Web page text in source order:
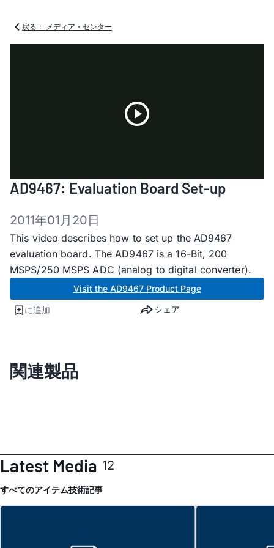
戻る： メディア・センター
Video
AD9467: Evaluation Board Set-up
2011年01月20日
This video describes how to set up the AD9467
evaluation board. The AD9467 is a 16-Bit, 200
MSPS/250 MSPS ADC (analog to digital converter).
Visit the AD9467 Product Page
に追加 シェア
関連製品
Latest Media 12
すべてのアイテム技術記事